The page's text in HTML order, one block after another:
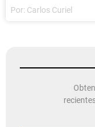
Por: Carlos Curiel